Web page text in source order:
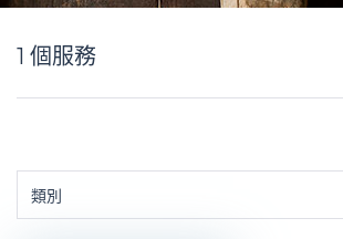
1 個服務
類別